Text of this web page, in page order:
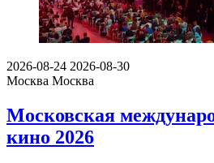
2026-08-24 2026-08-30
Москва Москва
Московская
кино 2026